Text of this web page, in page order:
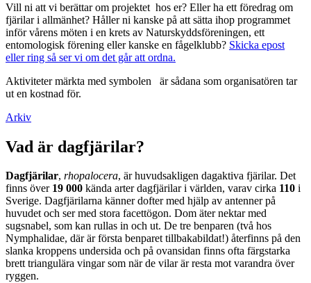
Vill ni att vi berättar om projektet hos er? Eller ha ett föredrag om
fjärilar i allmänhet? Håller ni kanske på att sätta ihop programmet
inför vårens möten i en krets av Naturskyddsföreningen, ett
entomologisk förening eller kanske en fågelklubb? Skicka epost
eller ring så ser vi om det går att ordna.
Aktiviteter märkta med symbolen
är sådana som organisatören tar
ut en kostnad för.
Arkiv
Vad är dagfjärilar?
Dagfjärilar, rhopalocera, är huvudsakligen dagaktiva fjärilar. Det
finns över 19 000 kända arter dagfjärilar i världen, varav cirka 110 i
Sverige. Dagfjärilarna känner dofter med hjälp av antenner på
huvudet och ser med stora facettögon. Dom äter nektar med
sugsnabel, som kan rullas in och ut. De tre benparen (två hos
Nymphalidae, där är första benparet tillbakabildat!) återfinns på den
slanka kroppens undersida och på ovansidan finns ofta färgstarka
brett triangulära vingar som när de vilar är resta mot varandra över
ryggen.